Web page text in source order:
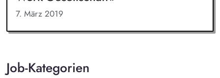
7. März 2019
Job-Kategorien